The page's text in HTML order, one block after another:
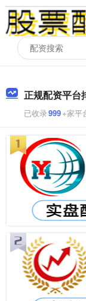
正规配资平台
已收录999+家平